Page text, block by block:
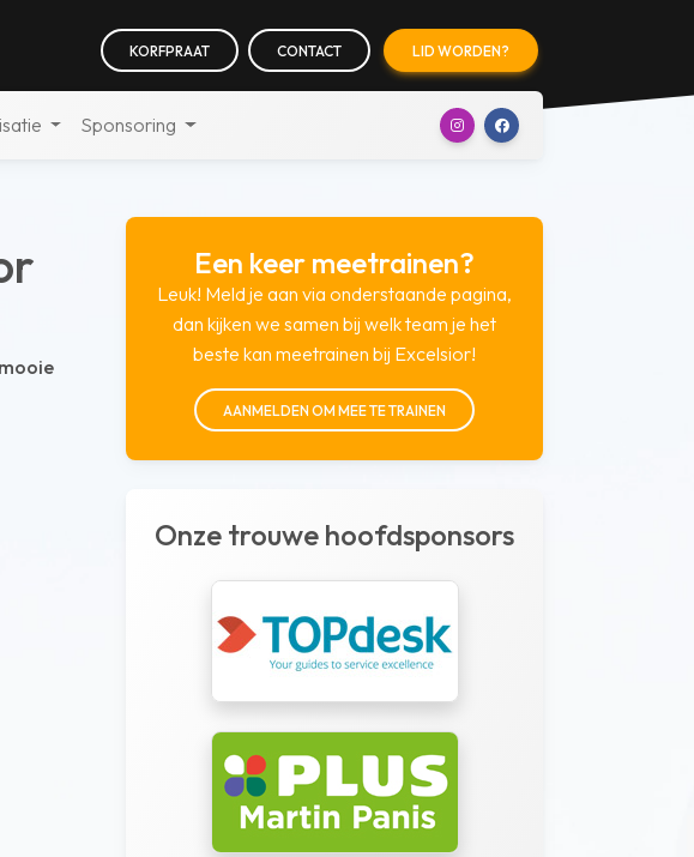
KORFPRAAT CONTACT LID WORDEN?
Sponsoring
Een keer meetrainen?
Leuk! Meld je aan via onderstaande pagina,
dan kijken we samen bij welk team je het
beste kan meetrainen bij Excelsior!
AANMELDEN OM MEE TE TRAINEN
Onze trouwe hoofdsponsors